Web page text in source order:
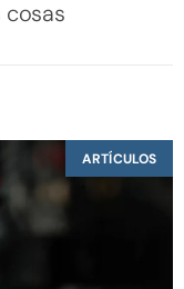
cosas
ARTÍCULOS